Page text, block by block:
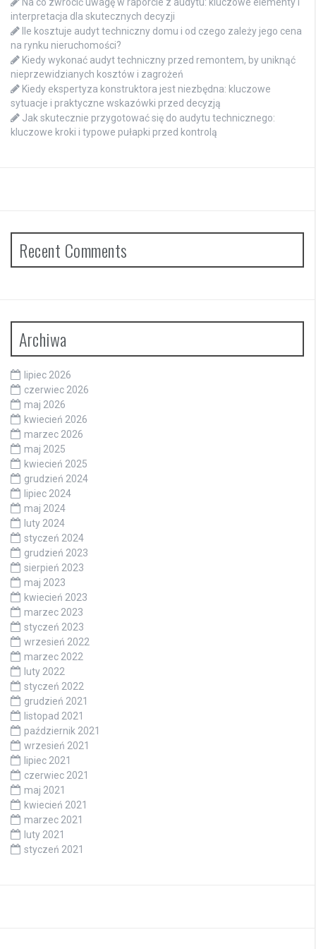
Na co zwrócić uwagę w raporcie z audytu: kluczowe elementy i
interpretacja dla skutecznych decyzji
Ile kosztuje audyt techniczny domu i od czego zależy jego cena
na rynku nieruchomości?
Kiedy wykonać audyt techniczny przed remontem, by uniknąć
nieprzewidzianych kosztów i zagrożeń
Kiedy ekspertyza konstruktora jest niezbędna: kluczowe
sytuacje i praktyczne wskazówki przed decyzją
Jak skutecznie przygotować się do audytu technicznego:
kluczowe kroki i typowe pułapki przed kontrolą
Recent Comments
Archiwa
lipiec 2026
czerwiec 2026
maj 2026
kwiecień 2026
marzec 2026
maj 2025
kwiecień 2025
grudzień 2024
lipiec 2024
maj 2024
luty 2024
styczeń 2024
grudzień 2023
sierpień 2023
maj 2023
kwiecień 2023
marzec 2023
styczeń 2023
wrzesień 2022
marzec 2022
luty 2022
styczeń 2022
grudzień 2021
listopad 2021
październik 2021
wrzesień 2021
lipiec 2021
czerwiec 2021
maj 2021
kwiecień 2021
marzec 2021
luty 2021
styczeń 2021